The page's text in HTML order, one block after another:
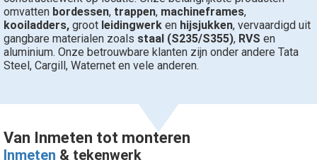
omvatten bordessen, trappen, machineframes,
kooiladders, groot leidingwerk en hijsjukken, vervaardigd uit
gangbare materialen zoals staal (S235/S355), RVS en
aluminium. Onze betrouwbare klanten zijn onder andere Tata
Steel, Cargill, Waternet en vele anderen.
Van Inmeten tot monteren
Inmeten & tekenwerk